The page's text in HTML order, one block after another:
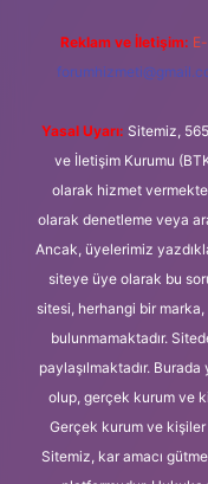
Reklam ve İletişim:
Yasal Uyarı: Sitemiz,
ve İletişim Kurumu
olarak hizmet
olarak denetleme veya
Ancak, üyelerimiz
siteye üye olarak bu
sitesi, herhangi bir marka,
bulunmamaktadır.
paylaşılmaktadır.
olup, gerçek kurum ve
Gerçek kurum ve
Sitemiz, kar amacı